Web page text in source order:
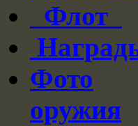
Флот
Фото
оружия